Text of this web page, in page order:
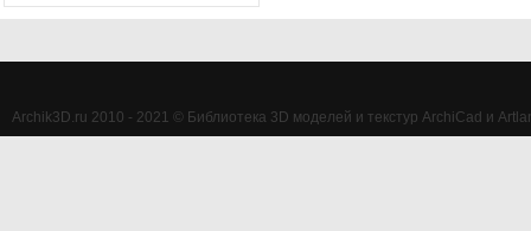
Archik3D.ru 2010 - 2021 © Библиотека 3D моделей и текстур ArchiCad и